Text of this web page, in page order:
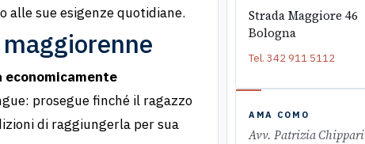
alle sue esigenze quotidiane.
economicamente
prosegue finché il ragazzo
di raggiungerla per sua
Strada Maggiore 46
Bologna
Tel. 342 911 5112
AMA COMO
Avv. Patrizia Chippari